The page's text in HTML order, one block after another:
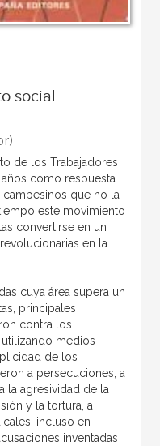
social
de los Trabajadores
años como respuesta
que no la
este movimiento
convertirse en un
en la
cuya área supera un
principales
contra los
utilizando medios
de los
a persecuciones, a
la agresividad de la
y la tortura, a
incluso en
inventadas